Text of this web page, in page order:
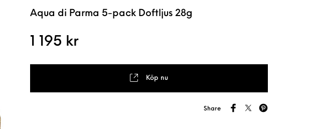
Aqua di Parma 5-pack Doftljus 28g
1 195 kr
Köp nu
Share